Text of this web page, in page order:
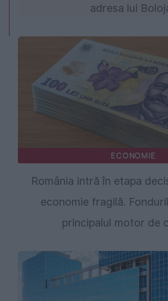
adresa lui
ECONOMIE
România intră în etapa
economie fragilă.
principalul motor de